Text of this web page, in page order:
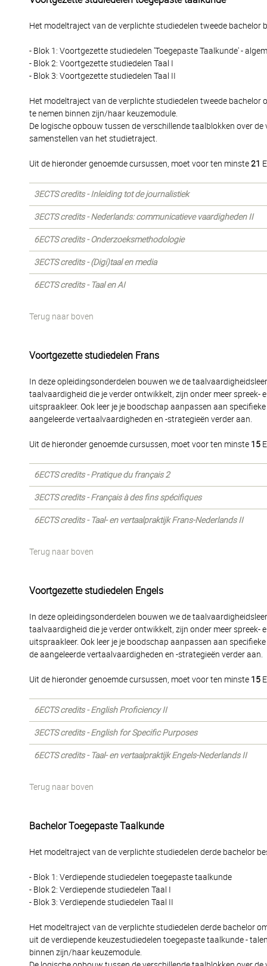
Het modeltraject van de verplichte studiedelen tweede bachelor
- Blok 1: Voortgezette studiedelen 'Toegepaste Taalkunde' -
- Blok 2: Voortgezette studiedelen Taal I
- Blok 3: Voortgezette studiedelen Taal II
Het modeltraject van de verplichte studiedelen tweede
te nemen binnen zijn/haar keuzemodule.
De logische opbouw tussen de verschillende taalblokken over
samenstellen van het studietraject.
Uit de hieronder genoemde cursussen, moet voor ten minste21
3ECTS credits - Inleiding tot de journalistiek
3ECTS credits - Nederlands: communicatieve vaardigheden II
6ECTS credits - Onderzoeksmethodologie
3ECTS credits - (Digi)taal en media
6ECTS credits - Taal en AI
Terug naar boven
Voortgezette studiedelen Frans
In deze opleidingsonderdelen bouwen we de
taalvaardigheid die je verder ontwikkelt, zijn onder meer
uitspraakleer. Ook leer je je boodschap aanpassen aan
aangeleerde vertaalvaardigheden en -strategieën verder aan.
Uit de hieronder genoemde cursussen, moet voor ten minste 15
6ECTS credits - Pratique du français 2
3ECTS credits - Français à des fins spécifiques
6ECTS credits - Taal- en vertaalpraktijk Frans-Nederlands II
Terug naar boven
Voortgezette studiedelen Engels
In deze opleidingsonderdelen bouwen we de
taalvaardigheid die je verder ontwikkelt, zijn onder meer
uitspraakleer. Ook leer je je boodschap aanpassen aan
de aangeleerde vertaalvaardigheden en -strategieën verder aan.
Uit de hieronder genoemde cursussen, moet voor ten minste 15
6ECTS credits - English Proficiency II
3ECTS credits - English for Specific Purposes
6ECTS credits - Taal- en vertaalpraktijk Engels-Nederlands II
Terug naar boven
Bachelor Toegepaste Taalkunde
Het modeltraject van de verplichte studiedelen derde bachelor
- Blok 1: Verdiepende studiedelen toegepaste taalkunde
- Blok 2: Verdiepende studiedelen Taal I
- Blok 3: Verdiepende studiedelen Taal II
Het modeltraject van de verplichte studiedelen derde bachelor
uit de verdiepende keuzestudiedelen toegepaste taalkunde -
binnen zijn/haar keuzemodule.